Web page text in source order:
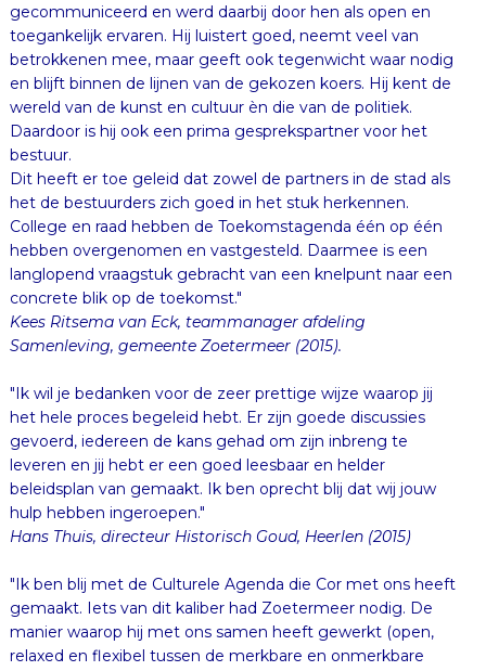
gecommuniceerd en werd daarbij door hen als open en
toegankelijk ervaren. Hij luistert goed, neemt veel van
betrokkenen mee, maar geeft ook tegenwicht waar nodig
en blijft binnen de lijnen van de gekozen koers. Hij kent de
wereld van de kunst en cultuur èn die van de politiek.
Daardoor is hij ook een prima gesprekspartner voor het
bestuur.
Dit heeft er toe geleid dat zowel de partners in de stad als
het de bestuurders zich goed in het stuk herkennen.
College en raad hebben de Toekomstagenda één op één
hebben overgenomen en vastgesteld. Daarmee is een
langlopend vraagstuk gebracht van een knelpunt naar een
concrete blik op de toekomst."
Kees Ritsema van Eck, teammanager afdeling
Samenleving, gemeente Zoetermeer (2015).
"Ik wil je bedanken voor de zeer prettige wijze waarop jij
het hele proces begeleid hebt. Er zijn goede discussies
gevoerd, iedereen de kans gehad om zijn inbreng te
leveren en jij hebt er een goed leesbaar en helder
beleidsplan van gemaakt. Ik ben oprecht blij dat wij jouw
hulp hebben ingeroepen."
Hans Thuis, directeur Historisch Goud, Heerlen (2015)
"Ik ben blij met de Culturele Agenda die Cor met ons heeft
gemaakt. Iets van dit kaliber had Zoetermeer nodig. De
manier waarop hij met ons samen heeft gewerkt (open,
relaxed en flexibel tussen de merkbare en onmerkbare